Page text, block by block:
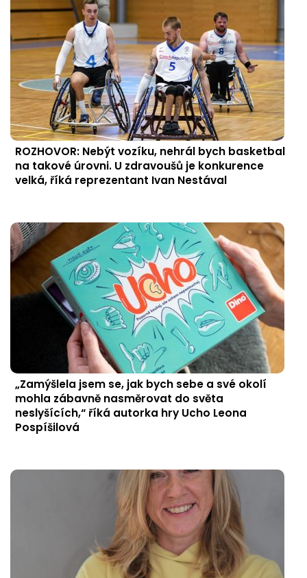
ROZHOVOR: Nebýt vozíku, nehrál bych basketbal
na takové úrovni. U zdravoušů je konkurence
velká, říká reprezentant Ivan Nestával
„Zamýšlela jsem se, jak bych sebe a své okolí
mohla zábavně nasměrovat do světa
neslyšících,“ říká autorka hry Ucho Leona
Pospíšilová